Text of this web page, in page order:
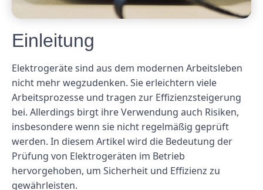
Einleitung
Elektrogeräte sind aus dem modernen Arbeitsleben
nicht mehr wegzudenken. Sie erleichtern viele
Arbeitsprozesse und tragen zur Effizienzsteigerung
bei. Allerdings birgt ihre Verwendung auch Risiken,
insbesondere wenn sie nicht regelmäßig geprüft
werden. In diesem Artikel wird die Bedeutung der
Prüfung von Elektrogeräten im Betrieb
hervorgehoben, um Sicherheit und Effizienz zu
gewährleisten.